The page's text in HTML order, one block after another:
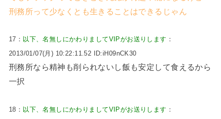
刑務所って少なくとも生きることはできるじゃん
17： 以下、名無しにかわりましてVIPがお送りします ：
2013/01/07(月) 10:22:11.52 ID:iH09nCK30
刑務所なら精神も削られないし飯も安定して食えるから
一択
18： 以下、名無しにかわりましてVIPがお送りします ：